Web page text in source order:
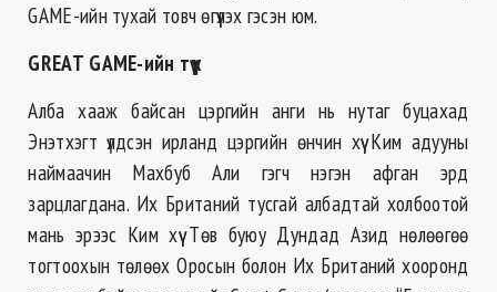
GAME-ийн тухай товч өгүүлэх гэсэн юм.
GREAT GAME-ийн түүх
Алба хааж байсан цэргийн анги нь нутаг буцахад
Энэтхэгт үлдсэн ирланд цэргийн өнчин хүү Ким адууны
наймаачин Махбуб Али гэгч нэгэн афган эрд
зарцлагдана. Их Британий тусгай албадтай холбоотой
мань эрээс Ким хүү Төв буюу Дундад Азид нөлөөгөө
тогтоохын төлөөх Оросын болон Их Британий хооронд